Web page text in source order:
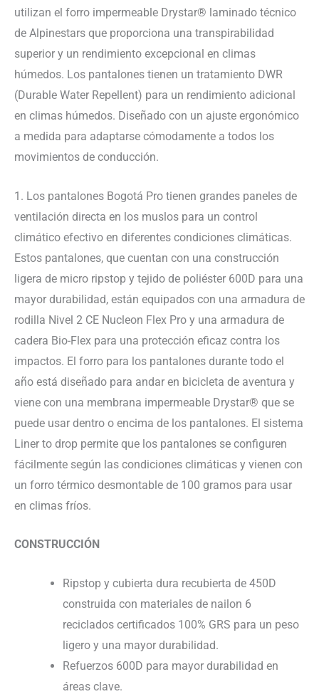
utilizan el forro impermeable Drystar® laminado técnico
de Alpinestars que proporciona una transpirabilidad
superior y un rendimiento excepcional en climas
húmedos. Los pantalones tienen un tratamiento DWR
(Durable Water Repellent) para un rendimiento adicional
en climas húmedos. Diseñado con un ajuste ergonómico
a medida para adaptarse cómodamente a todos los
movimientos de conducción.
1. Los pantalones Bogotá Pro tienen grandes paneles de
ventilación directa en los muslos para un control
climático efectivo en diferentes condiciones climáticas.
Estos pantalones, que cuentan con una construcción
ligera de micro ripstop y tejido de poliéster 600D para una
mayor durabilidad, están equipados con una armadura de
rodilla Nivel 2 CE Nucleon Flex Pro y una armadura de
cadera Bio-Flex para una protección eficaz contra los
impactos. El forro para los pantalones durante todo el
año está diseñado para andar en bicicleta de aventura y
viene con una membrana impermeable Drystar® que se
puede usar dentro o encima de los pantalones. El sistema
Liner to drop permite que los pantalones se configuren
fácilmente según las condiciones climáticas y vienen con
un forro térmico desmontable de 100 gramos para usar
en climas fríos.
CONSTRUCCIÓN
Ripstop y cubierta dura recubierta de 450D
construida con materiales de nailon 6
reciclados certificados 100% GRS para un peso
ligero y una mayor durabilidad.
Refuerzos 600D para mayor durabilidad en
áreas clave.